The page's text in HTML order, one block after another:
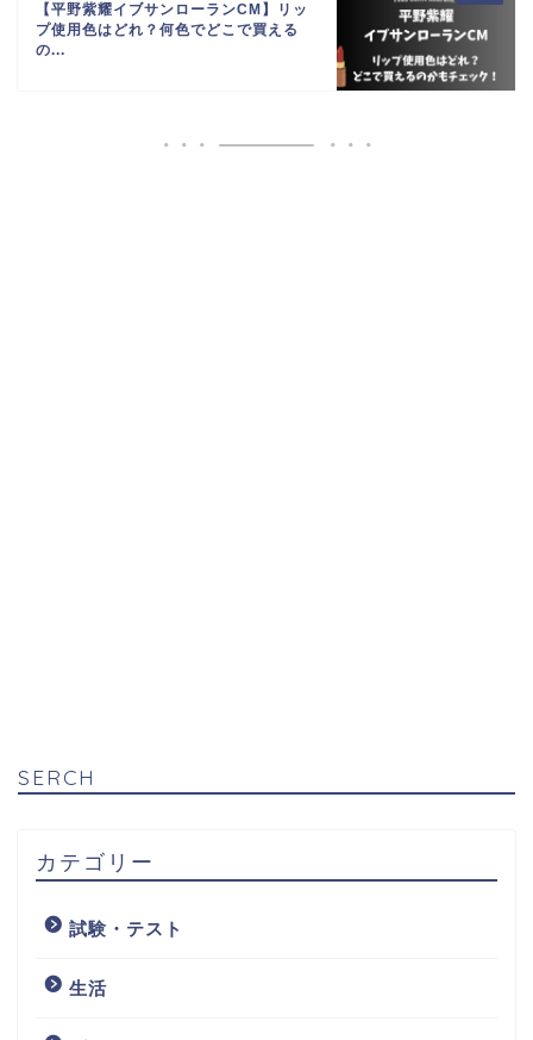
【平野紫耀イブサンローランCM】リッ
プ使用色はどれ？何色でどこで買える
の...
SERCH
カテゴリー
試験・テスト
生活